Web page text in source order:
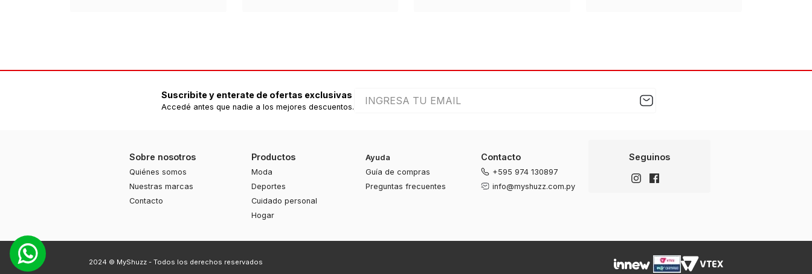
Suscribite y enterate de ofertas exclusivas
Accedé antes que nadie a los mejores descuentos.
Sobre nosotros
Quiénes somos
Nuestras marcas
Contacto
Productos
Moda
Deportes
Cuidado personal
Hogar
Ayuda
Guía de compras
Preguntas frecuentes
Contacto
+595 974 130897
info@myshuzz.com.py
Seguinos
2024 © MyShuzz - Todos los derechos reservados